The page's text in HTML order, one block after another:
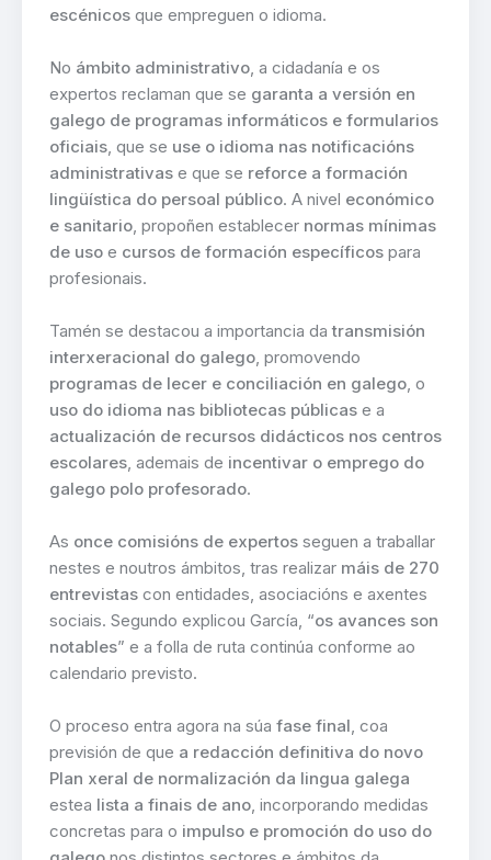
escénicos que empreguen o idioma.
No ámbito administrativo , a cidadanía e os
expertos reclaman que se garanta a versión en
galego de programas informáticos e formularios
oficiais , que se use o idioma nas notificacións
administrativas e que se reforce a formación
lingüística do persoal público. A nivel económico
e sanitario , propoñen establecer normas mínimas
de uso e cursos de formación específicos para
profesionais.
Tamén se destacou a importancia datransmisión
interxeracional do galego , promovendo
programas de lecer e conciliación en galego , o
uso do idioma nas bibliotecas públicas e a
actualización de recursos didácticos nos centros
escolares , ademais de incentivar o emprego do
galego polo profesorado.
As once comisións de expertos seguen a traballar
nestes e noutros ámbitos, tras realizar máis de 270
entrevistas con entidades, asociacións e axentes
sociais. Segundo explicou García, “os avances son
notables” e a folla de ruta continúa conforme ao
calendario previsto.
O proceso entra agora na súa fase final , coa
previsión de que a redacción definitiva do novo
Plan xeral de normalización da lingua galega
estea lista a finais de ano , incorporando medidas
concretas para o impulso e promoción do uso do